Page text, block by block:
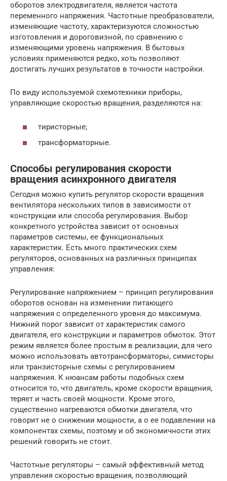
оборотов электродвигателя, является частота
переменного напряжения. Частотные преобразователи,
изменяющие частоту, характеризуются сложностью
изготовления и дороговизной, по сравнению с
изменяющими уровень напряжения. В бытовых
условиях применяются редко, хоть позволяют
достигать лучших результатов в точности настройки.
По виду используемой схемотехники приборы,
управляющие скоростью вращения, разделяются на:
тиристорные;
трансформаторные.
Способы регулирования скорости
вращения асинхронного двигателя
Сегодня можно купить регулятор скорости вращения
вентилятора нескольких типов в зависимости от
конструкции или способа регулирования. Выбор
конкретного устройства зависит от основных
параметров системы, ее функциональных
характеристик. Есть много практических схем
регуляторов, основанных на различных принципах
управления:
Регулирование напряжением – принцип регулирования
оборотов основан на изменении питающего
напряжения с определенного уровня до максимума.
Нижний порог зависит от характеристик самого
двигателя, его конструкции и параметров обмоток. Этот
режим является более простым в реализации, для чего
можно использовать автотрансформаторы, симисторы
или транзисторные схемы с регулированием
напряжения. К нюансам работы подобных схем
относится то, что двигатель, кроме скорости вращения,
теряет и часть своей мощности. Кроме этого,
существенно нагреваются обмотки двигателя, что
говорит не о снижении мощности, а о ее подавлении на
компонентах схемы, поэтому и об экономичности этих
решений говорить не стоит.
Частотные регуляторы – самый эффективный метод
управления скоростью вращения, позволяющий